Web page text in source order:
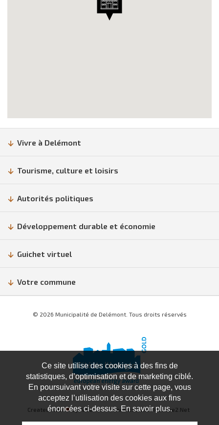
Vivre à Delémont
Tourisme, culture et loisirs
Autorités politiques
Développement durable et économie
Guichet virtuel
Votre commune
© 2026 Municipalité de Delémont. Tous droits réservés
Created with♥by Artionet Generated with IceCube2.Net
Ce site utilise des cookies à des fins de
statistiques, d’optimisation et de marketing ciblé.
En poursuivant votre visite sur cette page, vous
acceptez l’utilisation des cookies aux fins
énoncées ci-dessus. En savoir plus.